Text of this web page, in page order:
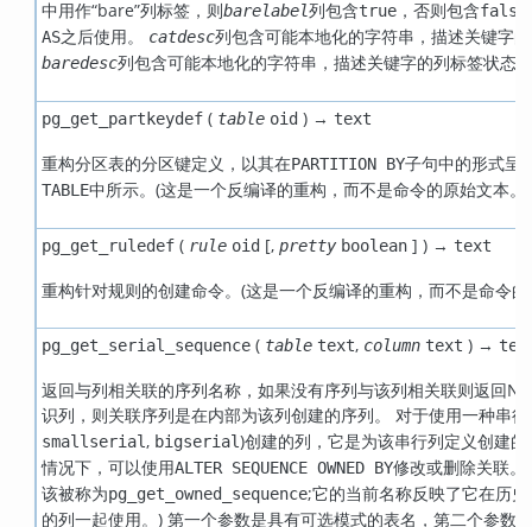
中用作“bare”列标签，则barelabel列包含true，否则包含false
AS之后使用。 catdesc列包含可能本地化的字符串，描述关键字
baredesc列包含可能本地化的字符串，描述关键字的列标签状态。
pg_get_partkeydef( table oid) → text
重构分区表的分区键定义，以其在PARTITION BY子句中的形式呈
TABLE中所示。(这是一个反编译的重构，而不是命令的原始文本。)
pg_get_ruledef( rule oid[, pretty boolean ] ) → text
重构针对规则的创建命令。(这是一个反编译的重构，而不是命令
pg_get_serial_sequence( table text, column text ) →
返回与列相关联的序列名称，如果没有序列与该列相关联则返回
识列，则关联序列是在内部为该列创建的序列。 对于使用一种串行
smallserial, bigserial)创建的列，它是为该串行列定义创建
情况下，可以使用ALTER SEQUENCE OWNED BY修改或删除关联。
该被称为pg_get_owned_sequence;它的当前名称反映了它在历
的列一起使用。) 第一个参数是具有可选模式的表名，第二个参数